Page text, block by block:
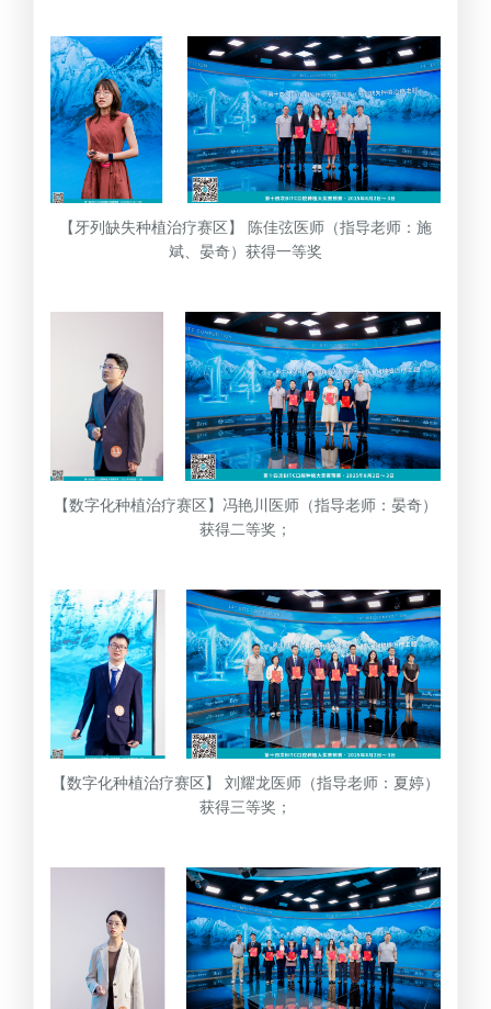
【牙列缺失种植治疗赛区】 陈佳弦医师（指导老师：施
斌、晏奇）获得一等奖
【数字化种植治疗赛区】冯艳川医师（指导老师：晏奇）
获得二等奖；
【数字化种植治疗赛区】 刘耀龙医师（指导老师：夏婷）
获得三等奖；